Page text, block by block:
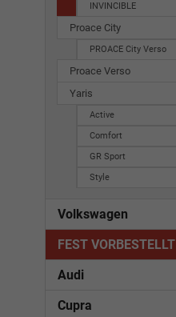
INVINCIBLE
Proace City
PROACE City Verso
Proace Verso
Yaris
Active
Comfort
GR Sport
Style
Volkswagen
FEST VORBESTELLT
Audi
Cupra